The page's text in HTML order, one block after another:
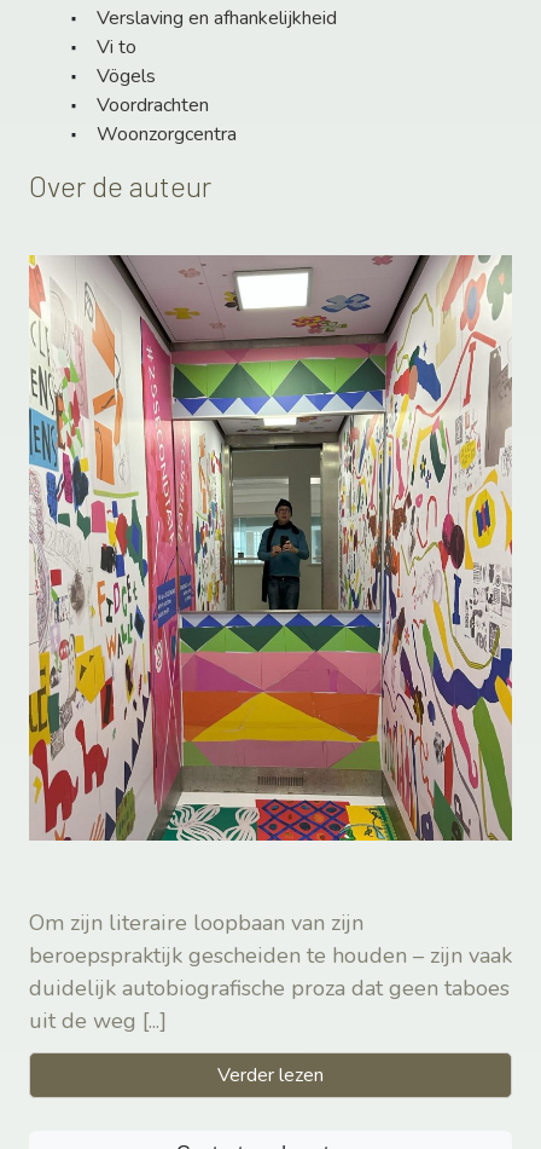
Verslaving en afhankelijkheid
Vi to
Vögels
Voordrachten
Woonzorgcentra
Over de auteur
Om zijn literaire loopbaan van zijn
beroepspraktijk gescheiden te houden – zijn vaak
duidelijk autobiografische proza dat geen taboes
uit de weg [...]
Verder lezen